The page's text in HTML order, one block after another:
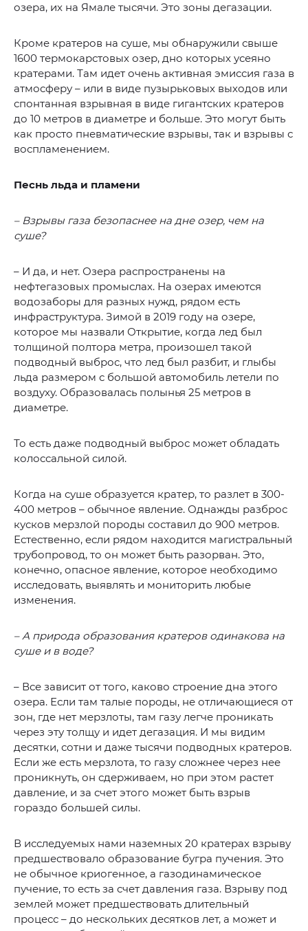
озера, их на Ямале тысячи. Это зоны дегазации.
Кроме кратеров на суше, мы обнаружили свыше
1600 термокарстовых озер, дно которых усеяно
кратерами. Там идет очень активная эмиссия газа в
атмосферу – или в виде пузырьковых выходов или
спонтанная взрывная в виде гигантских кратеров
до 10 метров в диаметре и больше. Это могут быть
как просто пневматические взрывы, так и взрывы с
воспламенением.
Песнь льда и пламени
– Взрывы газа безопаснее на дне озер, чем на
суше?
– И да, и нет. Озера распространены на
нефтегазовых промыслах. На озерах имеются
водозаборы для разных нужд, рядом есть
инфраструктура. Зимой в 2019 году на озере,
которое мы назвали Открытие, когда лед был
толщиной полтора метра, произошел такой
подводный выброс, что лед был разбит, и глыбы
льда размером с большой автомобиль летели по
воздуху. Образовалась полынья 25 метров в
диаметре.
То есть даже подводный выброс может обладать
колоссальной силой.
Когда на суше образуется кратер, то разлет в 300-
400 метров – обычное явление. Однажды разброс
кусков мерзлой породы составил до 900 метров.
Естественно, если рядом находится магистральный
трубопровод, то он может быть разорван. Это,
конечно, опасное явление, которое необходимо
исследовать, выявлять и мониторить любые
изменения.
– А природа образования кратеров одинакова на
суше и в воде?
– Все зависит от того, каково строение дна этого
озера. Если там талые породы, не отличающиеся от
зон, где нет мерзлоты, там газу легче проникать
через эту толщу и идет дегазация. И мы видим
десятки, сотни и даже тысячи подводных кратеров.
Если же есть мерзлота, то газу сложнее через нее
проникнуть, он сдерживаем, но при этом растет
давление, и за счет этого может быть взрыв
гораздо большей силы.
В исследуемых нами наземных 20 кратерах взрыву
предшествовало образование бугра пучения. Это
не обычное криогенное, а газодинамическое
пучение, то есть за счет давления газа. Взрыву под
землей может предшествовать длительный
процесс – до нескольких десятков лет, а может и